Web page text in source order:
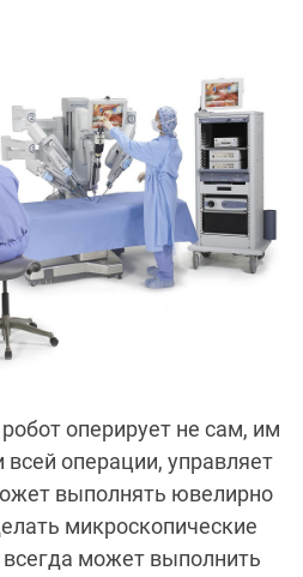
оперирует не сам, им
операции, управляет
выполнять ювелирно
микроскопические
может выполнить